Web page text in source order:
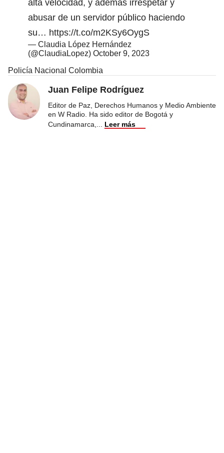
alta velocidad, y además irrespetar y
abusar de un servidor público haciendo
su… https://t.co/m2KSy6OygS
— Claudia López Hernández
(@ClaudiaLopez) October 9, 2023
Policía Nacional Colombia
Juan Felipe Rodríguez
Editor de Paz, Derechos Humanos y Medio Ambiente
en W Radio. Ha sido editor de Bogotá y
Cundinamarca,
Leer más